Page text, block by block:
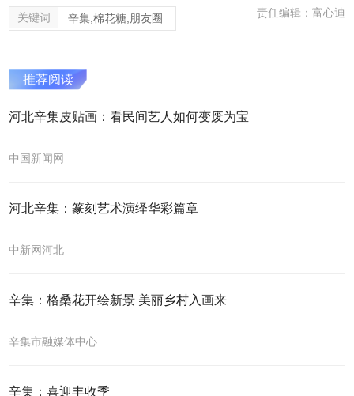
关键词 辛集,棉花糖,朋友圈 责任编辑：富心迪
推荐阅读
河北辛集皮贴画：看民间艺人如何变废为宝
中国新闻网
河北辛集：篆刻艺术演绎华彩篇章
中新网河北
辛集：格桑花开绘新景 美丽乡村入画来
辛集市融媒体中心
辛集：喜迎丰收季